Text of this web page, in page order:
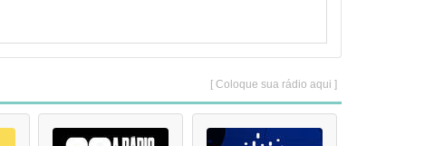
[ Coloque sua rádio aqui ]